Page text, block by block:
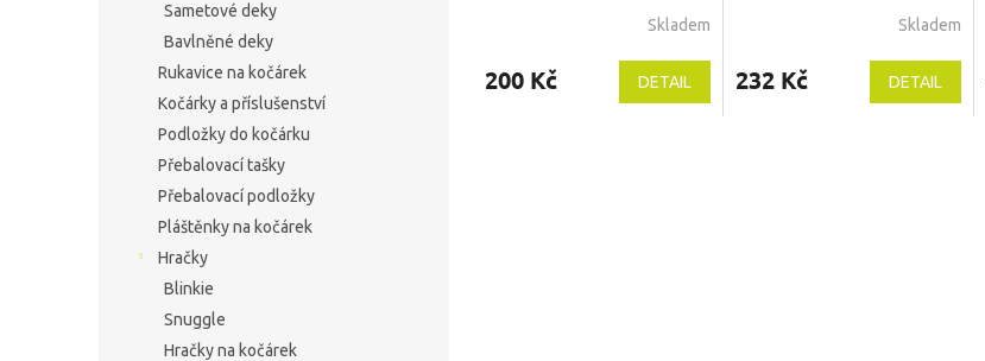
Sametové deky
Bavlněné deky
Rukavice na kočárek
Kočárky a příslušenství
Podložky do kočárku
Přebalovací tašky
Přebalovací podložky
Pláštěnky na kočárek
Hračky
Blinkie
Snuggle
Hračky na kočárek
Skladem
200 Kč DETAIL
produktu
Skladem
232 Kč DETAIL